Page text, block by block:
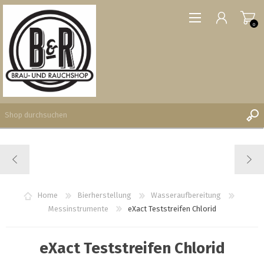
WUNSCHLISTE
0
Home Bierherstellung
Wasseraufbereitung
Messinstrumente
eXact Teststreifen Chlorid
eXact Teststreifen Chlorid